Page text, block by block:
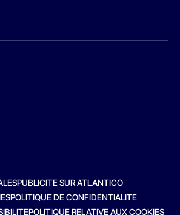
PUBLICITE SUR ATLANTICO
POLITIQUE DE CONFIDENTIALITE
POLITIQUE RELATIVE AUX COOKIES